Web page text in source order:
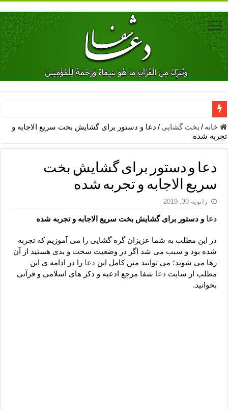
دعای جلب محبت فوری معشوق – دعای جلب محبت شوهر
دعای مشکل گشا برای رفع فقر – ذکرهای روزی‌ بخش
معجزات دعای یا من اظهر الجمیل – دعای یا من اظهر الجمیل برای
مهم ترین اذکار الهی و فضیلت آن ها – ذکر مخصوص مستجاب الدعوه
دعا برای ترس بچه ها در خواب – دعای ترس و بی خوابی کودکان
لا حول ولا قوة الا بالله برای چشم زخم – دعای چشم زخم ماشاالله
دعای قوی رفع ترس – دعای مجرب برای آرامش قلب و رفع اضطراب
دعا برای پولدار شدن در یک روز – دعای ثروت حضرت سلیمان
خانه / بخت گشایی / دعا و دستور برای گشایش بخت سریع الاجابه و
تجربه شده
دعا و دستور برای گشایش بخت
سریع الاجابه و تجربه شده
ژانویه 30, 2019
دعا و دستور برای گشایش بخت سریع الاجابه و تجربه شده
در این مطلب به شما عزیزان گره گشایی را می آموزیم که تجربه
شده بود و سبب می شد اگر در وضعیت سخت و بدی هستید از آن
رها می شوید؛ می توانید متن کامل این دعا را در ادامه ی این
مطلب از سایت دعا شفا مرجع ادعیه و ذکر های اسلامی و قرآنی
بخوانید.